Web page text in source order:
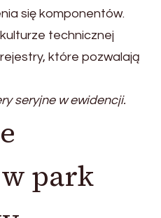
się komponentów.
technicznej
które pozwalają
seryjne w ewidencji.
park